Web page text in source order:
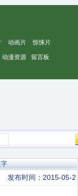
动画片 惊悚片
动漫资源 留言板
发布时间：2015-05-2